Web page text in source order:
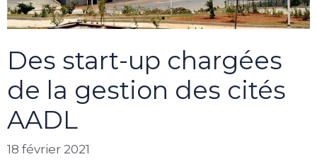
Des start-up chargées
de la gestion des cités
AADL
18 février 2021